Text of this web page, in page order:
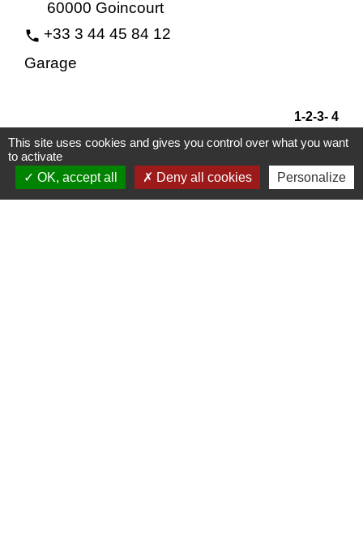
60000 Goincourt
phone +33 3 44 45 84 12
Garage
1-2-3- 4
Contactez votre mairie
This site uses cookies and gives you control over what you want
to activate
OK, accept all
Deny all cookies Personalize